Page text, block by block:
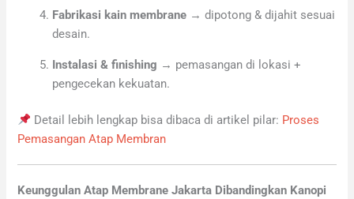
Fabrikasi kain membrane → dipotong & dijahit sesuai
desain.
Instalasi & finishing → pemasangan di lokasi +
pengecekan kekuatan.
Detail lebih lengkap bisa dibaca di artikel pilar: Proses
Pemasangan Atap Membran
Keunggulan Atap Membrane Jakarta Dibandingkan Kanopi